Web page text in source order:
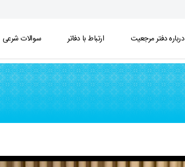
درباره دفتر مرجعیت ارتباط با دفاتر سوالات شرعی